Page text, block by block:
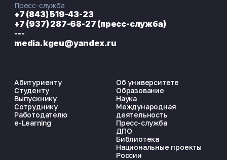
Абитуриенту
Студенту
Выпускнику
Сотруднику
Работодателю
e-Learning
Об университете
Образование
Наука
Международная
деятельность
Пресс-служба
ДПО
Библиотека
Национальные проекты
России
Пресс-служба
+7 (843) 519-43-23
+7 (937) 287-68-27 (пресс-служба)
---
media.kgeu@yandex.ru